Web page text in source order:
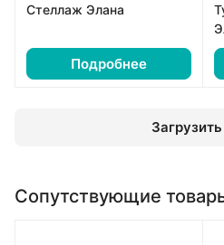
Стеллаж Элана
Подробнее
Сопутствующие